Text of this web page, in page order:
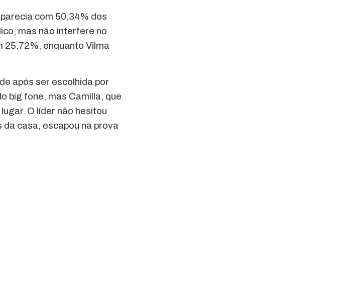
com 50,34% dos
mas não interfere no
25,72%, enquanto Vilma
após ser escolhida por
big fone, mas Camilla, que
O líder não hesitou
casa, escapou na prova